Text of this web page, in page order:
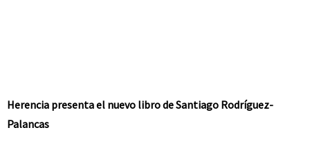
Herencia presenta el nuevo libro de Santiago Rodríguez-
Palancas